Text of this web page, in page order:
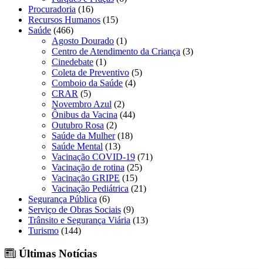
Procuradoria (16)
Recursos Humanos (15)
Saúde (466)
Agosto Dourado (1)
Centro de Atendimento da Criança (3)
Cinedebate (1)
Coleta de Preventivo (5)
Comboio da Saúde (4)
CRAR (5)
Novembro Azul (2)
Ônibus da Vacina (44)
Outubro Rosa (2)
Saúde da Mulher(18)
Saúde Mental (13)
Vacinação COVID-19 (71)
Vacinação de rotina (25)
Vacinação GRIPE (15)
Vacinação Pediátrica (21)
Segurança Pública (6)
Serviço de Obras Sociais (9)
Trânsito e Segurança Viária (13)
Turismo (144)
Últimas Notícias